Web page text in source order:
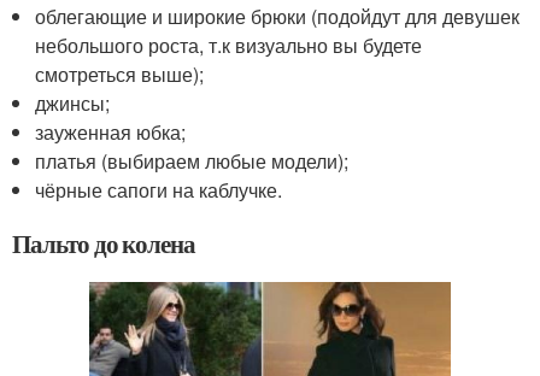
облегающие и широкие брюки (подойдут для девушек
небольшого роста, т.к визуально вы будете
смотреться выше);
джинсы;
зауженная юбка;
платья (выбираем любые модели);
чёрные сапоги на каблучке.
Пальто до колена